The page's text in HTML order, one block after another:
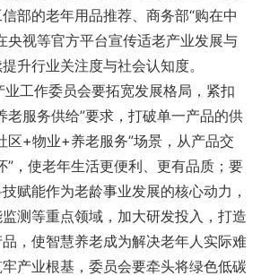
部的老年用品推荐、商务部“购在中
央视等官方平台宣传适老产业发展与
升行业关注度与社会认知度。
作委员会要拓宽发展格局，紧扣
老服务供给”要求，打破单一产品的供
区+物业+养老服务”场景，从产品交
”，使老年生活更便利、更有品质；要
赋能作为老龄事业发展的核心动力，
测等重点领域，加大研发投入，打造
，使智慧养老成为解决老年人实际难
产业根基，委员会要牵头将绿色低碳